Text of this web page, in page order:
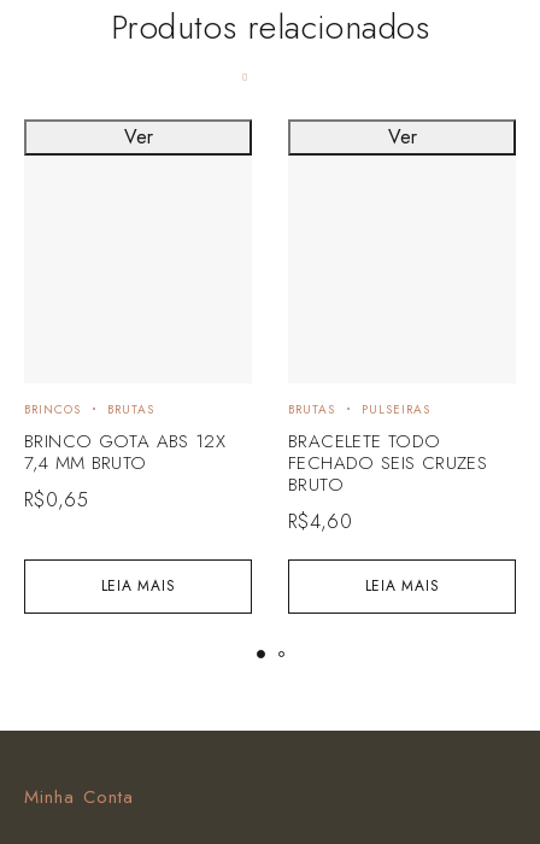
Produtos relacionados
LEIA MAIS
BRINCOS BRUTAS
BRINCO GOTA ABS 12X
7,4 MM BRUTO
R$0,65
Ver
LEIA MAIS
BRUTAS PULSEIRAS
BRACELETE TODO
FECHADO SEIS CRUZES
BRUTO
R$4,60
Ver
Minha Conta